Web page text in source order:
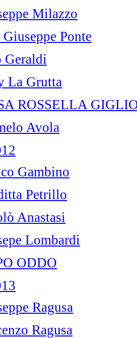
Milazzo
Ponte
Geraldi
La Grutta
ROSSELLA
Avola
Gambino
Petrillo
Anastasi
Lombardi
ODDO
Ragusa
Ragusa